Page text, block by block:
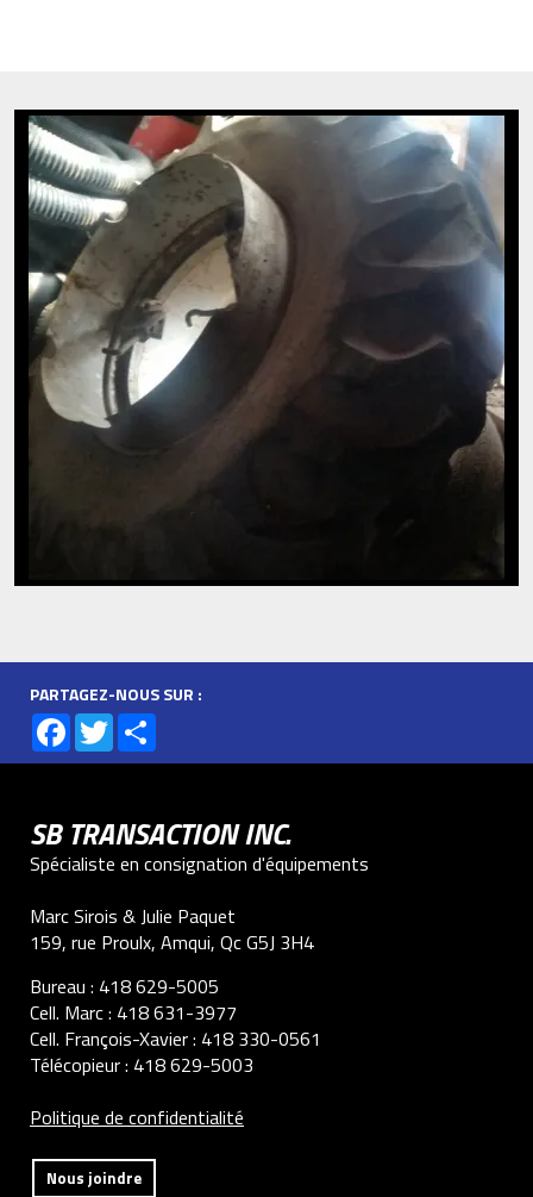
PARTAGEZ-NOUS SUR :
Facebook
Twitter
SB TRANSACTION INC.
Spécialiste en consignation d'équipements
Marc Sirois & Julie Paquet
159, rue Proulx, Amqui, Qc G5J 3H4
Bureau : 418 629-5005
Cell. Marc : 418 631-3977
Cell. François-Xavier : 418 330-0561
Télécopieur : 418 629-5003
Politique de confidentialité
Nous joindre